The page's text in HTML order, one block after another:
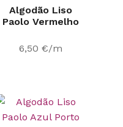
Algodão Liso
Paolo Vermelho
6,50 €/m